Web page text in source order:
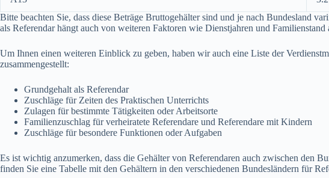
Bitte beachten Sie, dass diese Beträge Bruttogehälter sind und je nach Bundesland
als Referendar hängt auch von weiteren Faktoren wie Dienstjahren und Familienstand
Um Ihnen einen weiteren Einblick zu geben, haben wir auch eine Liste der
zusammengestellt:
Grundgehalt als Referendar
Zuschläge für Zeiten des Praktischen Unterrichts
Zulagen für bestimmte Tätigkeiten oder Arbeitsorte
Familienzuschlag für verheiratete Referendare und Referendare mit Kindern
Zuschläge für besondere Funktionen oder Aufgaben
Es ist wichtig anzumerken, dass die Gehälter von Referendaren auch zwischen den
finden Sie eine Tabelle mit den Gehältern in den verschiedenen Bundesländern für